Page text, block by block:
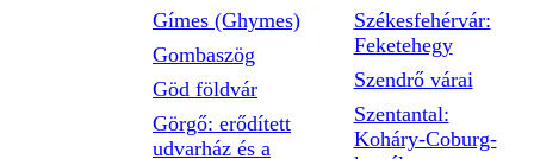
Gímes (Ghymes)
Gombaszög
Göd földvár
Görgő: erődített
udvarház és a
Székesfehérvár:
Feketehegy
Szendrő várai
Szentantal:
Koháry-Coburg-